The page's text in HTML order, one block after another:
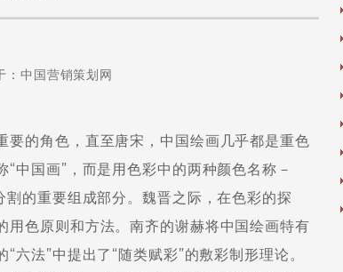
中国营销策划网
的角色，直至唐宋，中国绘画几乎都是重色
中国画”，而是用色彩中的两种颜色名称－
割的重要组成部分。魏晋之际，在色彩的探
色原则和方法。南齐的谢赫将中国绘画特有
法”中提出了“随类赋彩”的敷彩制形理论。